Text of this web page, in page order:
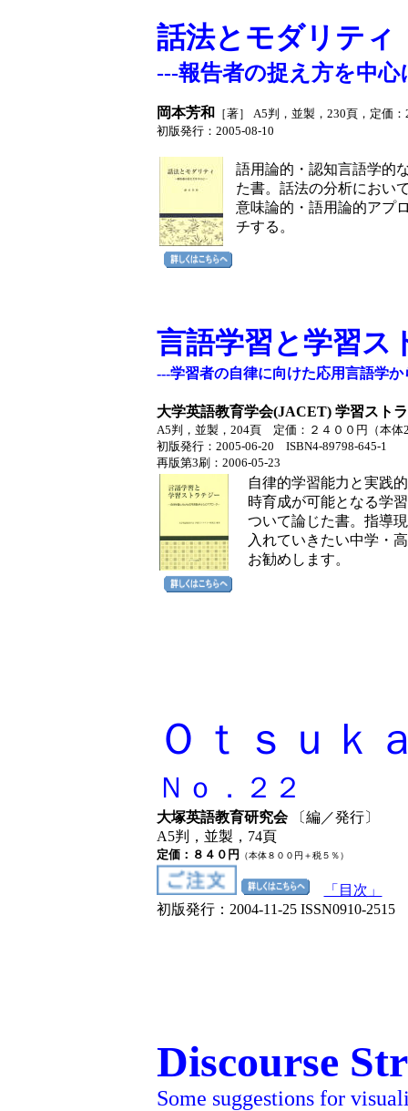
話法とモダリティ
---報告者の捉え方を中心
岡本芳和 ［著］ A5判，並製，230頁，定価
初版発行：2005-08-10
語用論的・認知言語学的
た書。話法の分析におい
意味論的・語用論的アプ
チする。
言語学習と学習ス
---学習者の自律に向けた応用言語学
大学英語教育学会(JACET) 学習スト
A5判，並製，204頁 定価：２４００円（本体
初版発行：2005-06-20 ISBN4-89798-645-1
再版第3刷：2006-05-23
自律的学習能力と実践
時育成が可能となる学
ついて論じた書。指導
入れていきたい中学・
お勧めします。
Ｏｔｓｕ
Ｎｏ．２２
大塚英語教育研究会〔編／発行〕
A5判，並製，74頁
定価：８４０円 （本体８００円＋税５％）
「目次」
初版発行：2004-11-25 ISSN0910-2515
Discourse
Some suggestions for